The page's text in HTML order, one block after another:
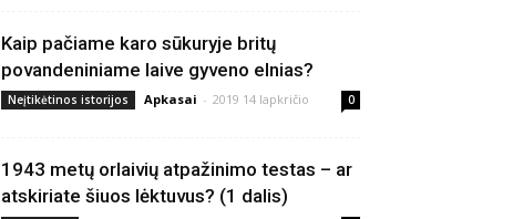
Kaip pačiame karo sūkuryje britų
povandeniniame laive gyveno elnias?
Neįtikėtinos istorijos Apkasai - 2019 14 lapkričio 0
1943 metų orlaivių atpažinimo testas – ar
atskiriate šiuos lėktuvus? (1 dalis)